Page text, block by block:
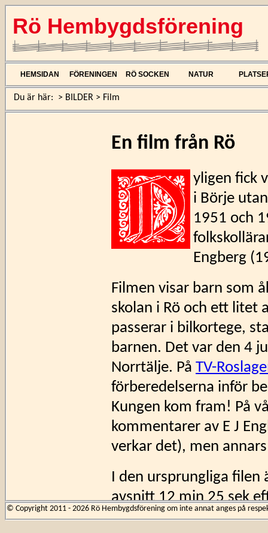
Rö Hembygdsförening
HEMSIDAN FÖRENINGEN RÖ SOCKEN NATUR
Du är här: > BILDER > Film
En film från Rö
yligen fick
i Börje
1951 och
Engberg
Filmen visar barn som
skolan i Rö och ett litet
passerar i bilkortege,
barnen. Det var den 4
Norrtälje. På TV-
förberedelserna inför
Kungen kom fram! På
kommentarer av E J
verkar det), men
I den ursprungliga
avsnitt 12 min 25 sek
© Copyright 2011 - 2026 Rö Hembygdsförening om inte annat anges på